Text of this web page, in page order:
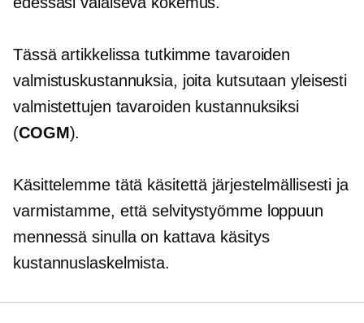
Tässä artikkelissa tutkimme tavaroiden
valmistuskustannuksia, joita kutsutaan yleisesti
valmistettujen tavaroiden kustannuksiksi
(COGM).
Käsittelemme tätä käsitettä järjestelmällisesti ja
varmistamme, että selvitystyömme loppuun
mennessä sinulla on kattava käsitys
kustannuslaskelmista.